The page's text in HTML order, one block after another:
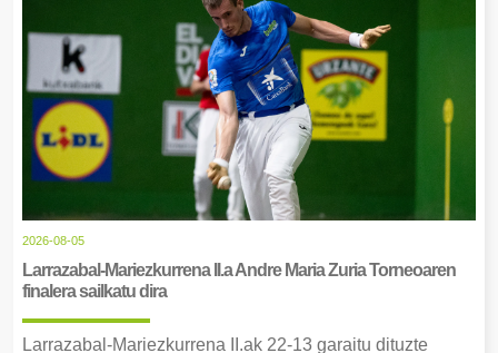
2026-08-05
Larrazabal-Mariezkurrena II.a Andre Maria Zuria Torneoaren
finalera sailkatu dira
Larrazabal-Mariezkurrena II.ak 22-13 garaitu dituzte